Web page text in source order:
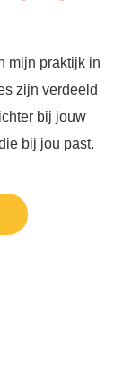
mijn praktijk in
zijn verdeeld
bij jouw
bij jou past.